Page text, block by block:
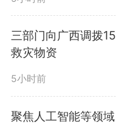
三部门向广西调拨
救灾物资
5小时前
聚焦人工智能等领